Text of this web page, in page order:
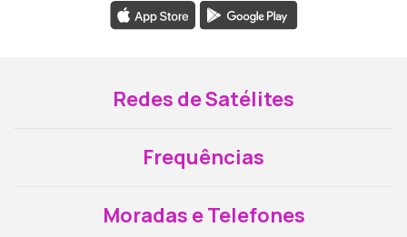
Redes de Satélites
Frequências
Moradas e Telefones